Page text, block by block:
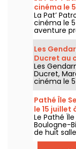
cinéma le
La Pat’
cinéma le
aventure
équipe.
Les
Ducret au
Les
Ducret,
cinéma le
Pathé Île
le 15
Le Pathé
Boulogne-
de huit
prend